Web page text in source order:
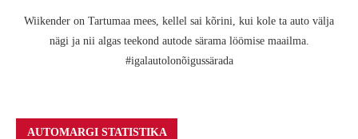
Wiikender on Tartumaa mees, kellel sai kõrini, kui kole ta auto välja
nägi ja nii algas teekond autode särama löömise maailma.
#igalautolonõigussärada
AUTOMARGI STATISTIKA